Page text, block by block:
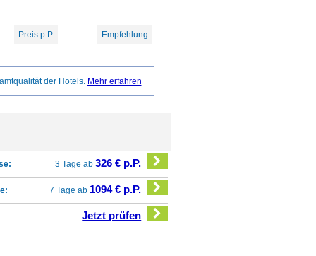
Preis p.P. Empfehlung
der Hotels. Mehr erfahren
3 Tage ab326 € p.P.
7 Tage ab 1094 € p.P.
Jetzt prüfen